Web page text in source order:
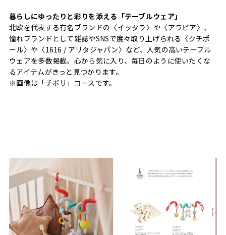
暮らしにゆったりと彩りを添える「テーブルウェア」
北欧を代表する有名ブランドの〈イッタラ〉や〈アラビア〉、
憧れブランドとして雑誌やSNSで度々取り上げられる〈クチポ
ール〉や〈1616 / アリタジャパン〉など、人気の高いテーブル
ウェアを多数掲載。心から気に入り、毎日のように使いたくな
るアイテムがきっと見つかります。
※画像は「チボリ」コースです。